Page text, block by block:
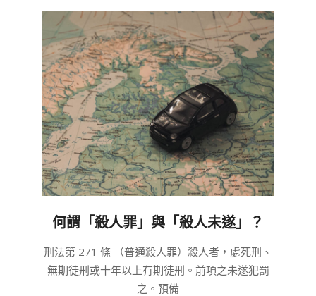
何謂「殺人罪」與「殺人未遂」？
03-
04
刑法第 271 條 （普通殺人罪）殺人者，處死刑、
無期徒刑或十年以上有期徒刑。前項之未遂犯罰
之。預備